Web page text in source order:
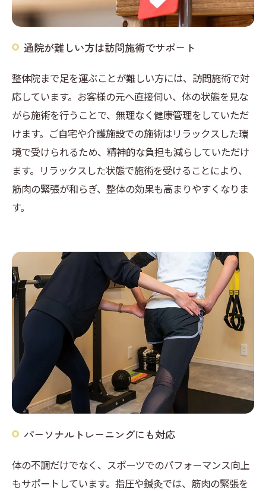
通院が難しい方は訪問施術でサポート
整体院まで足を運ぶことが難しい方には、訪問施術で対
応しています。お客様の元へ直接伺い、体の状態を見な
がら施術を行うことで、無理なく健康管理をしていただ
けます。ご自宅や介護施設での施術はリラックスした環
境で受けられるため、精神的な負担も減らしていただけ
ます。リラックスした状態で施術を受けることにより、
筋肉の緊張が和らぎ、整体の効果も高まりやすくなりま
す。
パーソナルトレーニングにも対応
体の不調だけでなく、スポーツでのパフォーマンス向上
もサポートしています。指圧や鍼灸では、筋肉の緊張を